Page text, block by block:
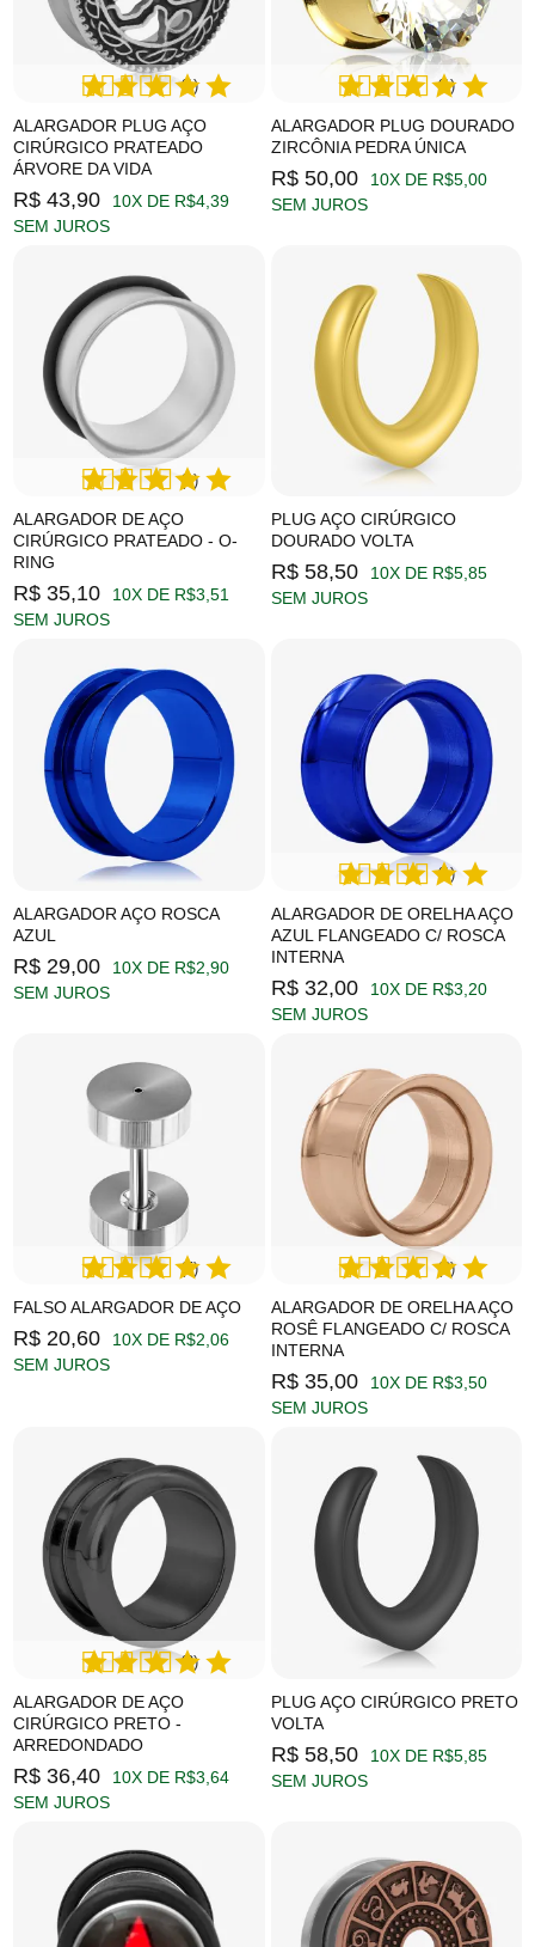
ALARGADOR PLUG AÇO
CIRÚRGICO PRATEADO
ÁRVORE DA VIDA
(1)
R$ 43,90
10X DE R$4,39
SEM JUROS
ALARGADOR PLUG DOURADO
ZIRCÔNIA PEDRA ÚNICA
(1)
R$ 50,00
10X DE R$5,00
SEM JUROS
ALARGADOR DE AÇO
CIRÚRGICO PRATEADO - O-
RING
(1)
R$ 35,10
10X DE R$3,51
SEM JUROS
PLUG AÇO CIRÚRGICO
DOURADO VOLTA
R$ 58,50
10X DE R$5,85
SEM JUROS
ALARGADOR AÇO ROSCA
AZUL
R$ 29,00
10X DE R$2,90
SEM JUROS
ALARGADOR DE ORELHA AÇO
AZUL FLANGEADO C/ ROSCA
INTERNA
(1)
R$ 32,00
10X DE R$3,20
SEM JUROS
FALSO ALARGADOR DE AÇO
(5)
R$ 20,60
10X DE R$2,06
SEM JUROS
ALARGADOR DE ORELHA AÇO
ROSÊ FLANGEADO C/ ROSCA
INTERNA
(3)
R$ 35,00
10X DE R$3,50
SEM JUROS
ALARGADOR DE AÇO
CIRÚRGICO PRETO -
ARREDONDADO
(3)
R$ 36,40
10X DE R$3,64
SEM JUROS
PLUG AÇO CIRÚRGICO PRETO
VOLTA
R$ 58,50
10X DE R$5,85
SEM JUROS